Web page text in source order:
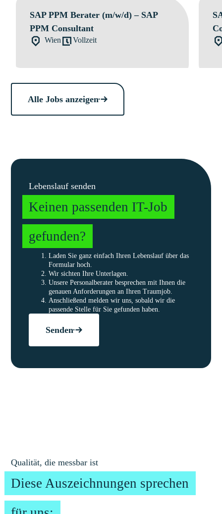
SAP PPM Berater (m/w/d) – SAP
PPM Consultant
Wien Vollzeit
Alle Jobs anzeigen
Lebenslauf senden
Keinen passenden IT-Job
gefunden?
Laden Sie ganz einfach Ihren Lebenslauf über das
Formular hoch.
Wir sichten Ihre Unterlagen.
Unsere Personalberater besprechen mit Ihnen die
genauen Anforderungen an Ihren Traumjob.
Anschließend melden wir uns, sobald wir die
passende Stelle für Sie gefunden haben.
Senden
Qualität, die messbar ist
Diese Auszeichnungen sprechen